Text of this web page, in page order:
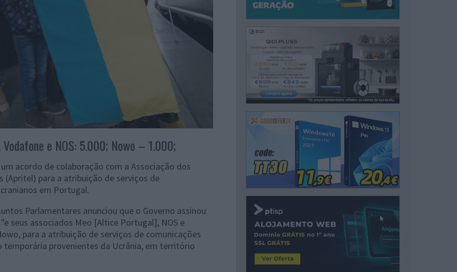
e NOS: 5.000; Nowo – 1.000;
acordo de colaboração com a Associação dos
(Apritel) para a atribuição de serviços de
em Portugal.
Parlamentares anunciou que o Governo assinou
seus associados Meo [Altice Portugal], NOS e
para a atribuição de serviços de comunicações
provenientes da Ucrânia, em território